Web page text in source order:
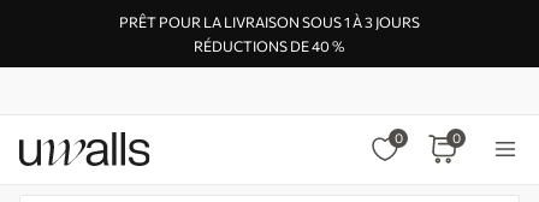
PRÊT POUR LA LIVRAISON SOUS 1 À 3 JOURS
RÉDUCTIONS DE 40 %
0 0